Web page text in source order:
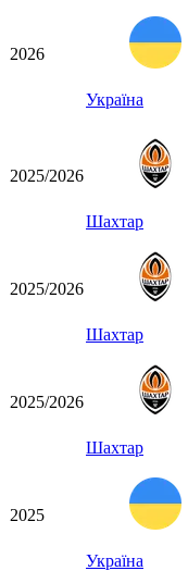
2026
Україна
2025/2026
Шахтар
2025/2026
Шахтар
2025/2026
Шахтар
2025
Україна